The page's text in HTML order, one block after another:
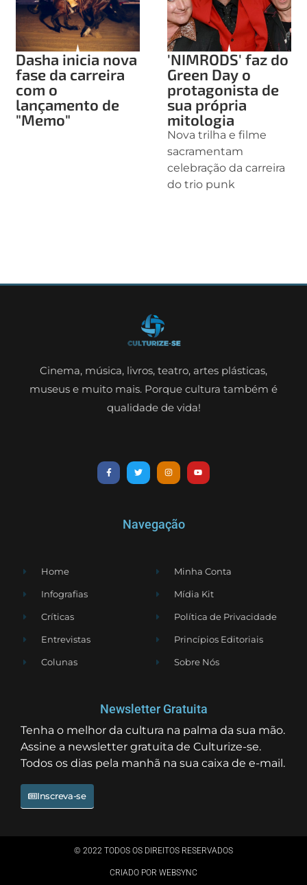
Dasha inicia nova
fase da carreira
com o
lançamento de
"Memo"
'NIMRODS' faz do
Green Day o
protagonista de
sua própria
mitologia
Nova trilha e filme
sacramentam
celebração da carreira
do trio punk
Cinema, música, livros, teatro, artes plásticas,
museus e muito mais. Porque cultura também é
qualidade de vida!
Navegação
Home
Infografias
Críticas
Entrevistas
Colunas
Minha Conta
Mídia Kit
Política de Privacidade
Princípios Editoriais
Sobre Nós
Newsletter Gratuita
Tenha o melhor da cultura na palma da sua mão.
Assine a newsletter gratuita de Culturize-se.
Todos os dias pela manhã na sua caixa de e-mail.
Inscreva-se
© 2022 TODOS OS DIREITOS RESERVADOS
CRIADO POR WEBSYNC